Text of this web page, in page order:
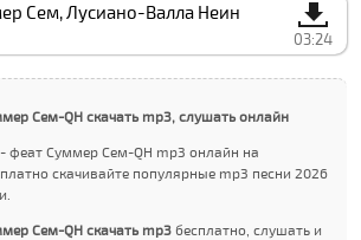
Cем, Луcиано-Валла Неин
03:24
Cем-QН скачать mp3, слушать онлайн
феат Суммер Cем-QН mp3 онлайн на
скачивайте популярные mp3 песни 2026
Cем-QН скачать mp3 бесплатно, слушать и